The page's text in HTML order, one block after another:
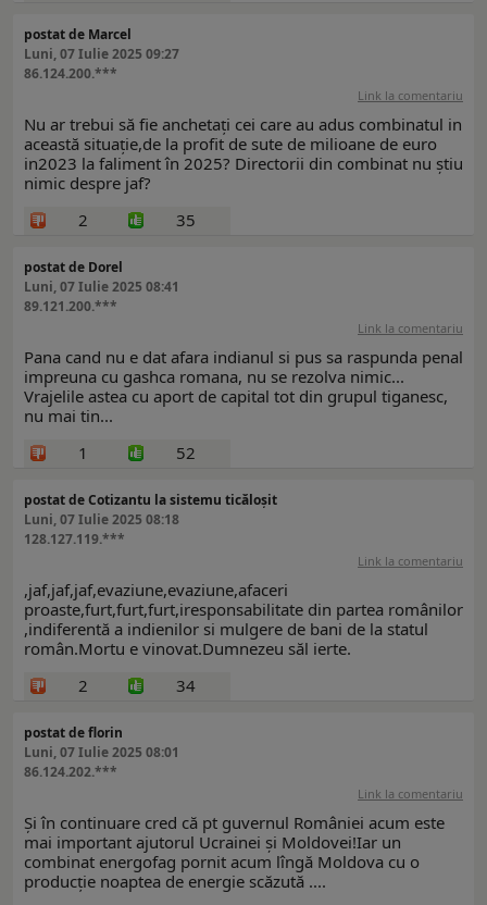
postat de Marcel
Luni, 07 Iulie 2025 09:27
86.124.200.***
Link la comentariu
Nu ar trebui să fie anchetați cei care au adus combinatul in
această situație,de la profit de sute de milioane de euro
in2023 la faliment în 2025? Directorii din combinat nu știu
nimic despre jaf?
2
35
postat de Dorel
Luni, 07 Iulie 2025 08:41
89.121.200.***
Link la comentariu
Pana cand nu e dat afara indianul si pus sa raspunda penal
impreuna cu gashca romana, nu se rezolva nimic...
Vrajelile astea cu aport de capital tot din grupul tiganesc,
nu mai tin...
1
52
postat de Cotizantu la sistemu ticăloșit
Luni, 07 Iulie 2025 08:18
128.127.119.***
Link la comentariu
,jaf,jaf,jaf,evaziune,evaziune,afaceri
proaste,furt,furt,furt,iresponsabilitate din partea românilor
,indiferentă a indienilor si mulgere de bani de la statul
român.Mortu e vinovat.Dumnezeu săl ierte.
2
34
postat de florin
Luni, 07 Iulie 2025 08:01
86.124.202.***
Link la comentariu
Și în continuare cred că pt guvernul României acum este
mai important ajutorul Ucrainei și Moldovei!Iar un
combinat energofag pornit acum lîngă Moldova cu o
producție noaptea de energie scăzută ....